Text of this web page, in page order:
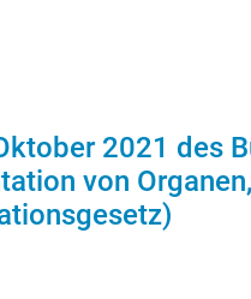
2021 des
von